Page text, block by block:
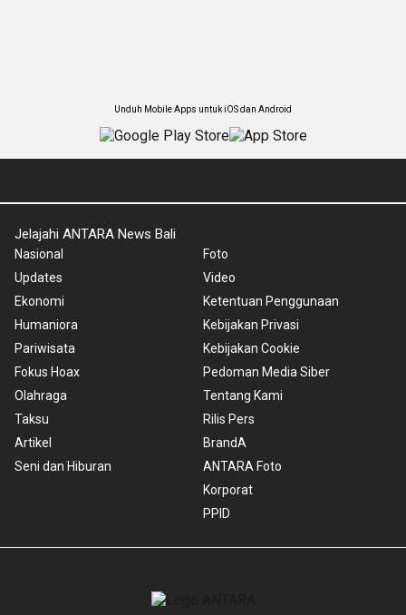
Unduh Mobile Apps untuk iOS dan Android
Jelajahi ANTARA News Bali
Nasional
Updates
Ekonomi
Humaniora
Pariwisata
Fokus Hoax
Olahraga
Taksu
Artikel
Seni dan Hiburan
Foto
Video
Ketentuan Penggunaan
Kebijakan Privasi
Kebijakan Cookie
Pedoman Media Siber
Tentang Kami
Rilis Pers
BrandA
ANTARA Foto
Korporat
PPID